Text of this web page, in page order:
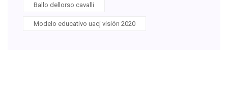
Ballo dellorso cavalli
Modelo educativo uacj visión 2020